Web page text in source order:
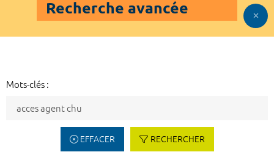
Recherche avancée
Mots-clés :
EFFACER RECHERCHER